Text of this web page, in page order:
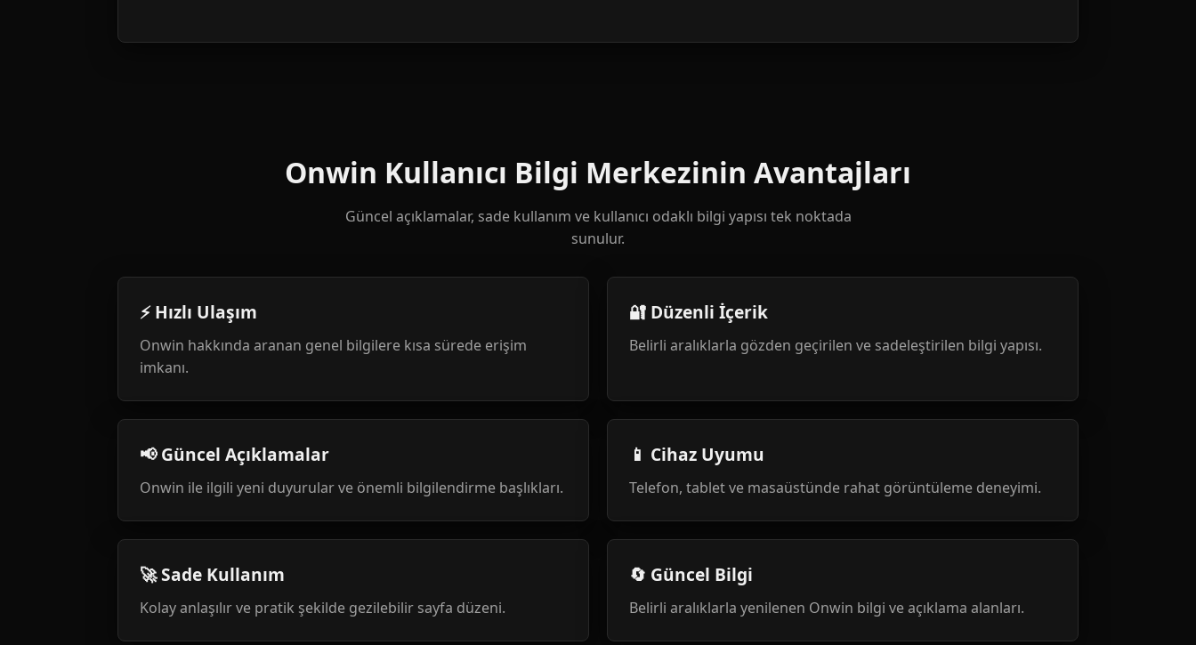
Onwin Kullanıcı Bilgi Merkezinin Avantajları
Güncel açıklamalar, sade kullanım ve kullanıcı odaklı bilgi yapısı tek noktada
sunulur.
⚡ Hızlı Ulaşım
Onwin hakkında aranan genel bilgilere kısa sürede erişim
imkanı.
🔐 Düzenli İçerik
Belirli aralıklarla gözden geçirilen ve sadeleştirilen bilgi yapısı.
📢 Güncel Açıklamalar
Onwin ile ilgili yeni duyurular ve önemli bilgilendirme başlıkları.
📱 Cihaz Uyumu
Telefon, tablet ve masaüstünde rahat görüntüleme deneyimi.
🚀 Sade Kullanım
Kolay anlaşılır ve pratik şekilde gezilebilir sayfa düzeni.
🔄 Güncel Bilgi
Belirli aralıklarla yenilenen Onwin bilgi ve açıklama alanları.